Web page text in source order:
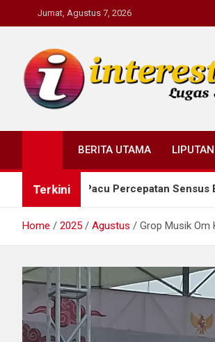
to
Jumat, Agustus 7, 2026
BERITA UTAMA
Terkini
Pacu Percepatan Sensus Ekonomi 2026
Home 2025 Agustus Grop Musik Om